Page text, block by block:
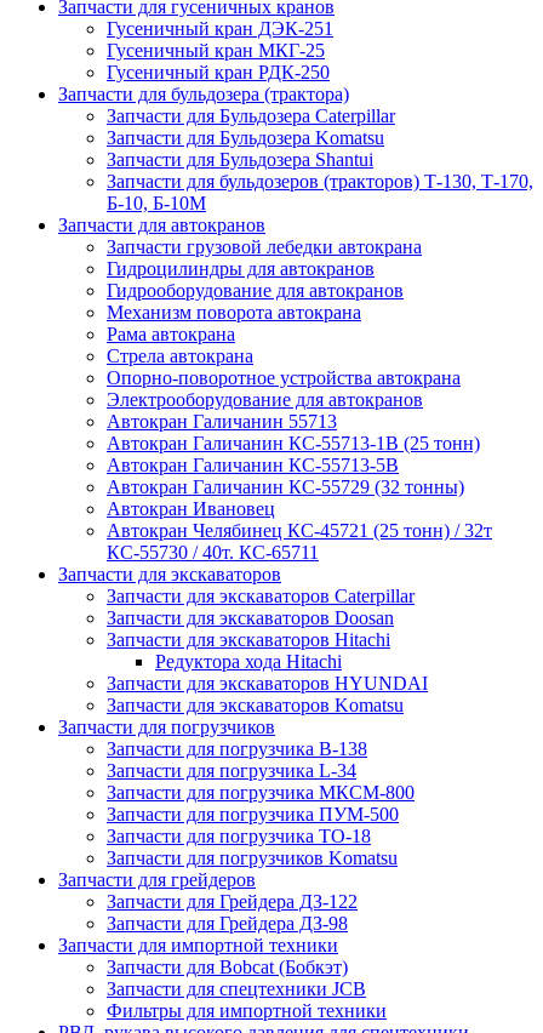
Запчасти для гусеничных кранов
Гусеничный кран ДЭК-251
Гусеничный кран МКГ-25
Гусеничный кран РДК-250
Запчасти для бульдозера (трактора)
Запчасти для Бульдозера Caterpillar
Запчасти для Бульдозера Komatsu
Запчасти для Бульдозера Shantui
Запчасти для бульдозеров (тракторов) Т-130, Т-170,
Б-10, Б-10М
Запчасти для автокранов
Запчасти грузовой лебедки автокрана
Гидроцилиндры для автокранов
Гидрооборудование для автокранов
Механизм поворота автокрана
Рама автокрана
Стрела автокрана
Опорно-поворотное устройства автокрана
Электрооборудование для автокранов
Автокран Галичанин 55713
Автокран Галичанин КС-55713-1В (25 тонн)
Автокран Галичанин КС-55713-5В
Автокран Галичанин КС-55729 (32 тонны)
Автокран Ивановец
Автокран Челябинец КС-45721 (25 тонн) / 32т
КС-55730 / 40т. КС-65711
Запчасти для экскаваторов
Запчасти для экскаваторов Caterpillar
Запчасти для экскаваторов Doosan
Запчасти для экскаваторов Hitachi
Редуктора хода Hitachi
Запчасти для экскаваторов HYUNDAI
Запчасти для экскаваторов Komatsu
Запчасти для погрузчиков
Запчасти для погрузчика B-138
Запчасти для погрузчика L-34
Запчасти для погрузчика МКСМ-800
Запчасти для погрузчика ПУМ-500
Запчасти для погрузчика ТО-18
Запчасти для погрузчиков Komatsu
Запчасти для грейдеров
Запчасти для Грейдера ДЗ-122
Запчасти для Грейдера ДЗ-98
Запчасти для импортной техники
Запчасти для Bobcat (Бобкэт)
Запчасти для спецтехники JCB
Фильтры для импортной техники